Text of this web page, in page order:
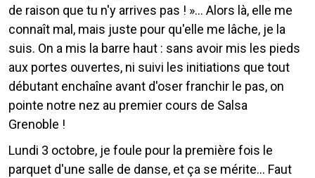
de raison que tu n'y arrives pas ! »... Alors là, elle me
connaît mal, mais juste pour qu'elle me lâche, je la
suis. On a mis la barre haut : sans avoir mis les pieds
aux portes ouvertes, ni suivi les initiations que tout
débutant enchaîne avant d'oser franchir le pas, on
pointe notre nez au premier cours de Salsa
Grenoble !
Lundi 3 octobre, je foule pour la première fois le
parquet d'une salle de danse, et ça se mérite... Faut